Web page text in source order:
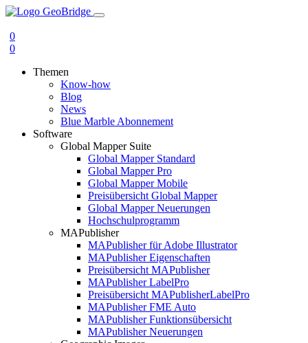
0
0
Themen
Know-how
Blog
News
Blue Marble Abonnement
Software
Global Mapper Suite
Global Mapper Standard
Global Mapper Pro
Global Mapper Mobile
Preisübersicht Global Mapper
Global Mapper Neuerungen
Hochschulprogramm
MAPublisher
MAPublisher für Adobe Illustrator
MAPublisher Eigenschaften
Preisübersicht MAPublisher
MAPublisher LabelPro
Preisübersicht MAPublisherLabelPro
MAPublisher FME Auto
MAPublisher Funktionsübersicht
MAPublisher Neuerungen